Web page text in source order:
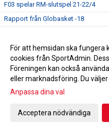
F03 spelar RM-slutspel 21-22/4
Rapport från Globasket -18
Begränsat registerutdrag för alla
Årets eldsjäl!
Gå till
För att hemsidan ska fungera
cookies från SportAdmin.
Föreningen kan också
eller marknadsföring. Du
Anpassa dina val
Acceptera nödvändiga